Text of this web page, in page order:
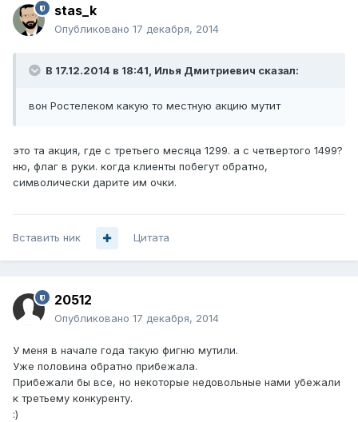
stas_k
Опубликовано 17 декабря, 2014
В 17.12.2014 в 18:41, Илья Дмитриевич сказал:
вон Ростелеком какую то местную акцию мутит
это та акция, где с третьего месяца 1299. а с четвертого 1499?
ню, флаг в руки. когда клиенты побегут обратно,
символически дарите им очки.
Вставить ник Цитата
20512
Опубликовано 17 декабря, 2014
У меня в начале года такую фигню мутили.
Уже половина обратно прибежала.
Прибежали бы все, но некоторые недовольные нами убежали
к третьему конкуренту.
:)